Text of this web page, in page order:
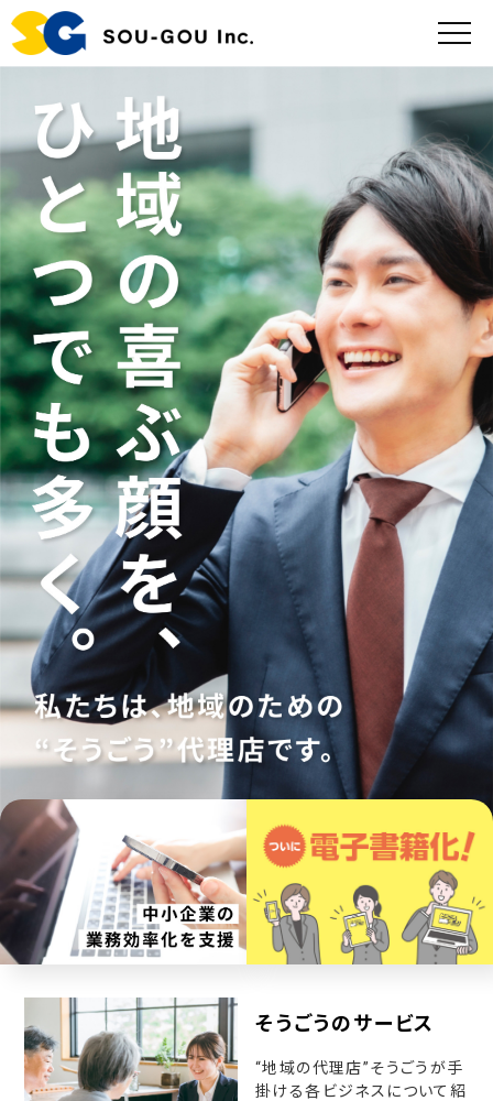
そうごうのサービス
“地域の代理店”そうごうが手
掛ける各ビジネスについて紹